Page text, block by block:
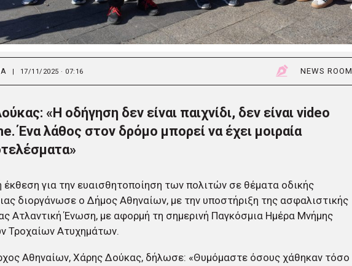
17/11/2025 · 07:16 NEWS ROOM
«Η οδήγηση δεν είναι παιχνίδι, δεν είναι video
Ένα λάθος στον δρόμο μπορεί να έχει μοιραία
έκθεση για την ευαισθητοποίηση των πολιτών σε θέματα οδικής
διοργάνωσε ο Δήμος Αθηναίων, με την υποστήριξη της ασφαλιστικής
Ατλαντική Ένωση, με αφορμή τη σημερινή Παγκόσμια Ημέρα Μνήμης
Τροχαίων Ατυχημάτων.
Αθηναίων, Χάρης Δούκας, δήλωσε: «Θυμόμαστε όσους χάθηκαν τόσο